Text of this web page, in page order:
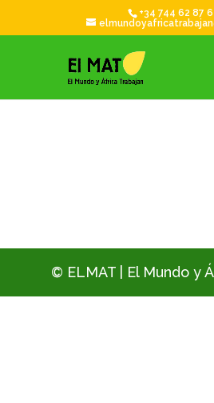
+34 744 62 87
© ELMAT | El Mundo y